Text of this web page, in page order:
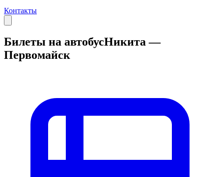
Контакты
Билеты на автобусНикита —
Первомайск